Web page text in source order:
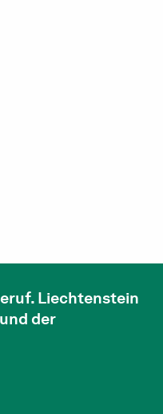
Liechtenstein
der